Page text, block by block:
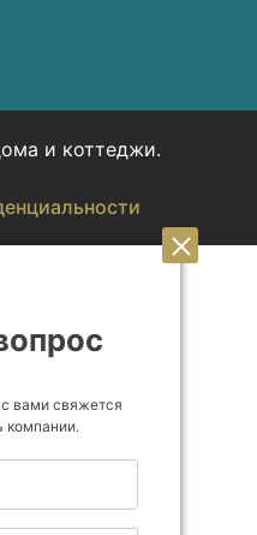
и коттеджи.
вами свяжется
компании.